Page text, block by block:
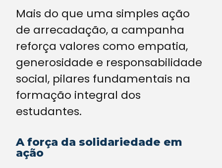
Mais do que uma simples ação
de arrecadação, a campanha
reforça valores como empatia,
generosidade e responsabilidade
social, pilares fundamentais na
formação integral dos
estudantes.
A força da solidariedade em
ação